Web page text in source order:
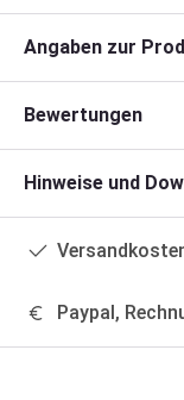
Angaben zur
Bewertungen
Hinweise und
Paypal,